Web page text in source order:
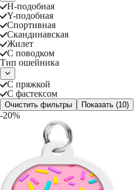
Н-подобная
Y-подобная
Спортивная
Скандинавская
Жилет
С поводком
Тип ошейника
С пряжкой
С фастексом
Очистить фильтры Показать (10)
-20%